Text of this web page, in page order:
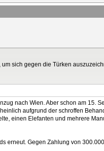
sich gegen die Türken
nach Wien. Aber schon am 15.
aufgrund der schroffen
einen Elefanten und mehrere
erneut. Gegen Zahlung von